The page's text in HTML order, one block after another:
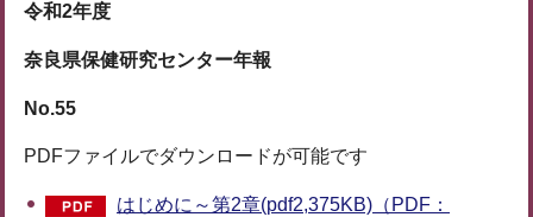
令和2年度
奈良県保健研究センター年報
No.55
PDFファイルでダウンロードが可能です
はじめに～第2章(pdf2,375KB)（PDF：